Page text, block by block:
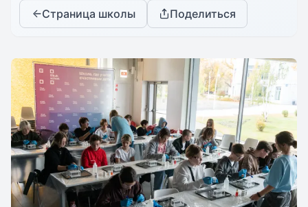
Страница школы Поделиться